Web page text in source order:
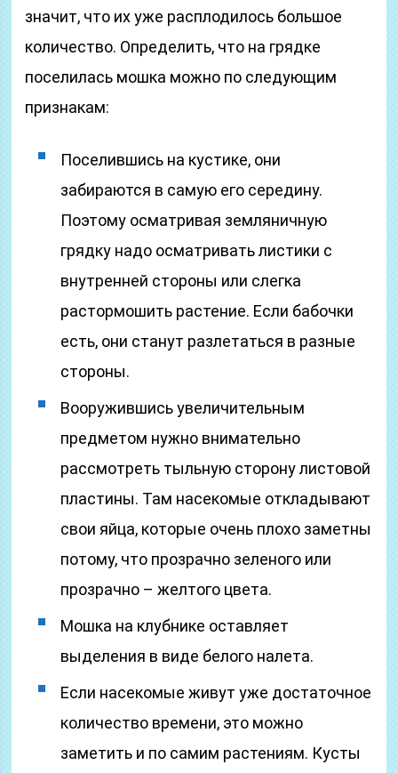
значит, что их уже расплодилось большое
количество. Определить, что на грядке
поселилась мошка можно по следующим
признакам:
Поселившись на кустике, они
забираются в самую его середину.
Поэтому осматривая земляничную
грядку надо осматривать листики с
внутренней стороны или слегка
растормошить растение. Если бабочки
есть, они станут разлетаться в разные
стороны.
Вооружившись увеличительным
предметом нужно внимательно
рассмотреть тыльную сторону листовой
пластины. Там насекомые откладывают
свои яйца, которые очень плохо заметны
потому, что прозрачно зеленого или
прозрачно – желтого цвета.
Мошка на клубнике оставляет
выделения в виде белого налета.
Если насекомые живут уже достаточное
количество времени, это можно
заметить и по самим растениям. Кусты